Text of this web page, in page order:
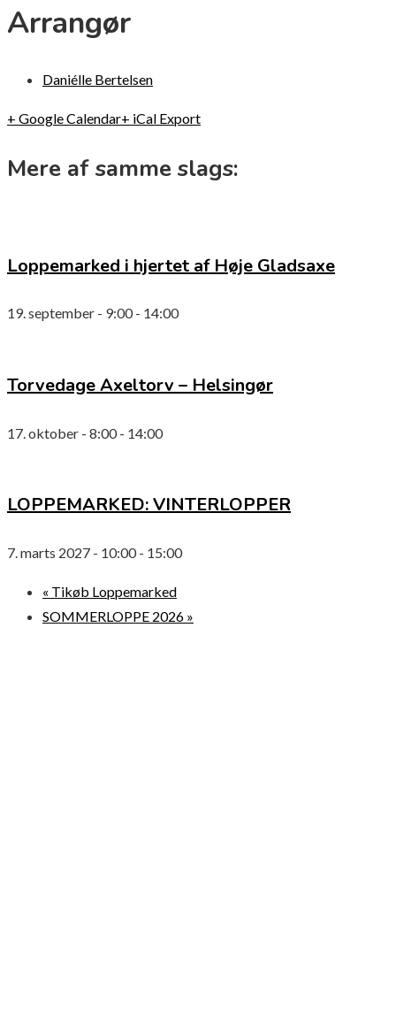
Arrangør
Daniélle Bertelsen
+ Google Calendar+ iCal Export
Mere af samme slags:
Loppemarked i hjertet af Høje Gladsaxe
19. september - 9:00- 14:00
Torvedage Axeltorv – Helsingør
17. oktober - 8:00- 14:00
LOPPEMARKED: VINTERLOPPER
7. marts 2027 - 10:00- 15:00
« Tikøb Loppemarked
SOMMERLOPPE 2026 »